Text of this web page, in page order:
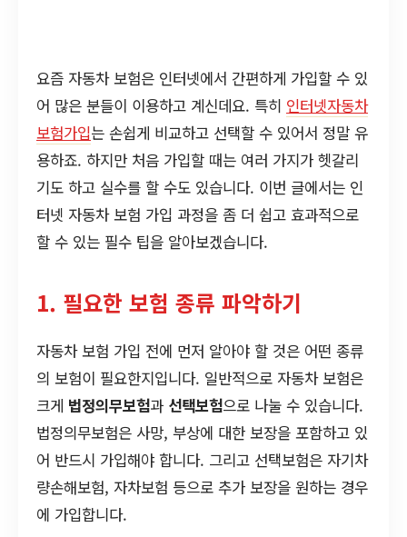
요즘 자동차 보험은 인터넷에서 간편하게 가입할 수 있
어 많은 분들이 이용하고 계신데요. 특히 인터넷자동차
보험가입는 손쉽게 비교하고 선택할 수 있어서 정말 유
용하죠. 하지만 처음 가입할 때는 여러 가지가 헷갈리
기도 하고 실수를 할 수도 있습니다. 이번 글에서는 인
터넷 자동차 보험 가입 과정을 좀 더 쉽고 효과적으로
할 수 있는 필수 팁을 알아보겠습니다.
1. 필요한 보험 종류 파악하기
자동차 보험 가입 전에 먼저 알아야 할 것은 어떤 종류
의 보험이 필요한지입니다. 일반적으로 자동차 보험은
크게 법정의무보험과 선택보험으로 나눌 수 있습니다.
법정의무보험은 사망, 부상에 대한 보장을 포함하고 있
어 반드시 가입해야 합니다. 그리고 선택보험은 자기차
량손해보험, 자차보험 등으로 추가 보장을 원하는 경우
에 가입합니다.